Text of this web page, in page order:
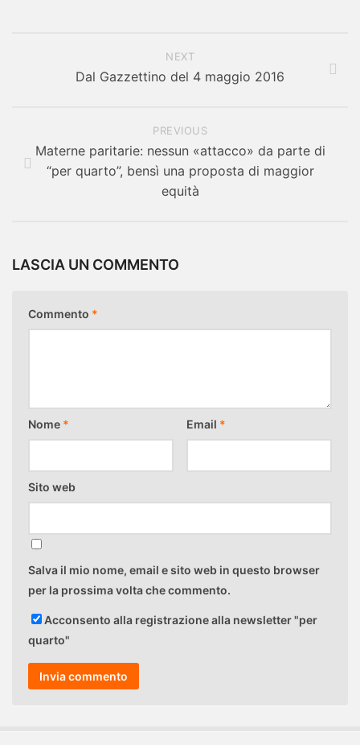
NEXT
Dal Gazzettino del 4 maggio 2016
PREVIOUS
Materne paritarie: nessun «attacco» da parte di
“per quarto”, bensì una proposta di maggior
equità
LASCIA UN COMMENTO
Commento *
Nome * Email *
Sito web
Salva il mio nome, email e sito web in questo browser
per la prossima volta che commento.
Acconsento alla registrazione alla newsletter "per
quarto"